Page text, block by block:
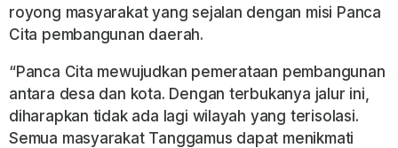
royong masyarakat yang sejalan dengan misi Panca
Cita pembangunan daerah.
“Panca Cita mewujudkan pemerataan pembangunan
antara desa dan kota. Dengan terbukanya jalur ini,
diharapkan tidak ada lagi wilayah yang terisolasi.
Semua masyarakat Tanggamus dapat menikmati